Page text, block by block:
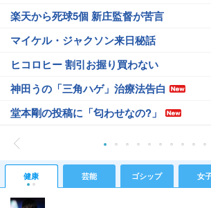
楽天から死球5個 新庄監督が苦言
マイケル・ジャクソン来日秘話
ヒコロヒー 割引お握り買わない
神田うの「三角ハゲ」治療法告白
堂本剛の投稿に「匂わせなの?」
健康 芸能 ゴシップ 女